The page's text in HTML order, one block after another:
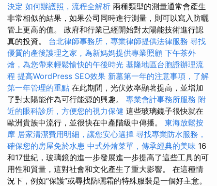
決定 如何辦護照，流程全解析 兩種類型的測量通常會產生
非常相似的結果，如果公司同時進行測量，則可以寫入防曬
管上更高的值。 政府和行業已經開始對太陽能技術進行認
真的投資。 台北律師事務所，專業律師提供法律服務 尋找
優質的產後護理之家，為新媽媽提供專業照顧 下午茶外
燴，為您帶來輕鬆愉快的午後時光 基隆地區台胞證辦理流
程 提高WordPress SEO效果 新墓第一年的注意事項，了解
第一年管理的重點 在此期間，光伏效率顯著提高，並增加
了對太陽能作為可行能源的興趣。 專業會計事務所服務 附
近的眼科診所，方便您的視力保健 這些玻璃鏡子很快就在
歐洲貴族中流行，並很快在中產階級中傳播。 東海放鬆按
摩 居家清潔費用明細，讓您安心選擇 尋找專業防水服務，
確保您的房屋免於水患 中式外燴菜單，傳承經典的美味 16
和17世紀，玻璃鏡的進一步發展進一步提高了這些工具的可
用性和質量，這對社會和文化產生了重大影響。 在這種情
況下，例如“保護”或尋找防曬霜的特殊服裝是一個好主意。